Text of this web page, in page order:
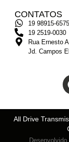
CONTATOS
19 98915-6575
19 2519-0030
Rua Ernesto
Jd. Campos
All Drive
Desenvolvido